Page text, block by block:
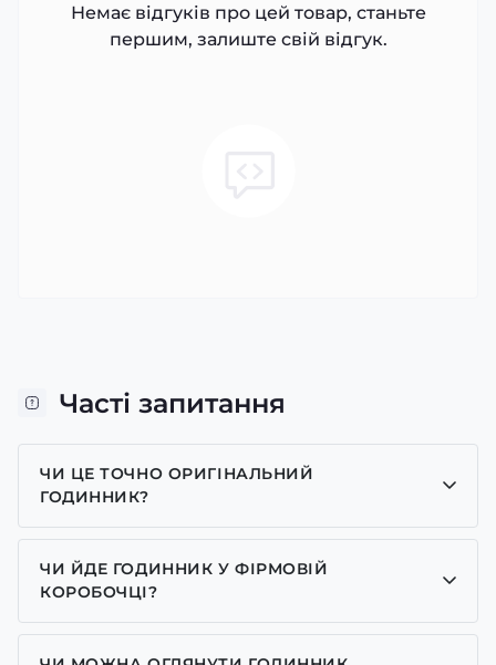
Немає відгуків про цей товар, станьте
першим, залиште свій відгук.
Часті запитання
ЧИ ЦЕ ТОЧНО ОРИГІНАЛЬНИЙ
ГОДИННИК?
Так, усі годинники у нас лише оригінальні, ми є
представником багатьох брендів.
ЧИ ЙДЕ ГОДИННИК У ФІРМОВІЙ
КОРОБОЧЦІ?
Для годинників бренду Casio, Pagani Design,
GUARDO та GOODYEAR додаємо фірмові